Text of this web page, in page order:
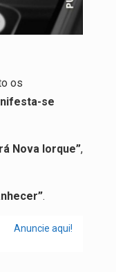
os
se
Nova Iorque”,
.
Anuncie aqui!